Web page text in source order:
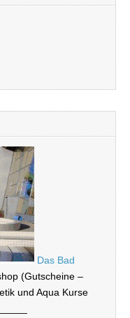
Das Bad
(Gutscheine –
und Aqua Kurse